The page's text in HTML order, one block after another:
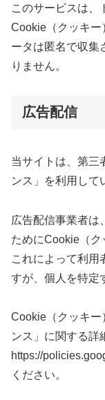
このサービスは、
Cookie（クッキー
ータは匿名で収集
りません。
広告配信
当サイトは、第三
ンス」を利用して
広告配信事業者は
ためにCookie（ク
これによって利用
すが、個人を特定
Cookie（クッキー
ンス」に関する詳
https://
ください。